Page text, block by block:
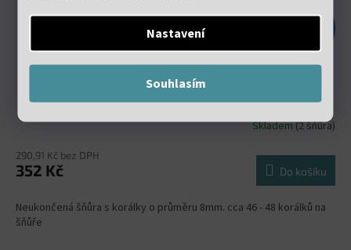
Nastavení
Souhlasím
Kalcit modrý 8mm šňůra (46 - 48 korálků)
Skladem(2 šňůra)
290,91 Kč bez DPH
352 Kč Do košíku
Neukončená šňůra s korálky o průměru 8mm. cca 46 - 48 korálků na
šňůře